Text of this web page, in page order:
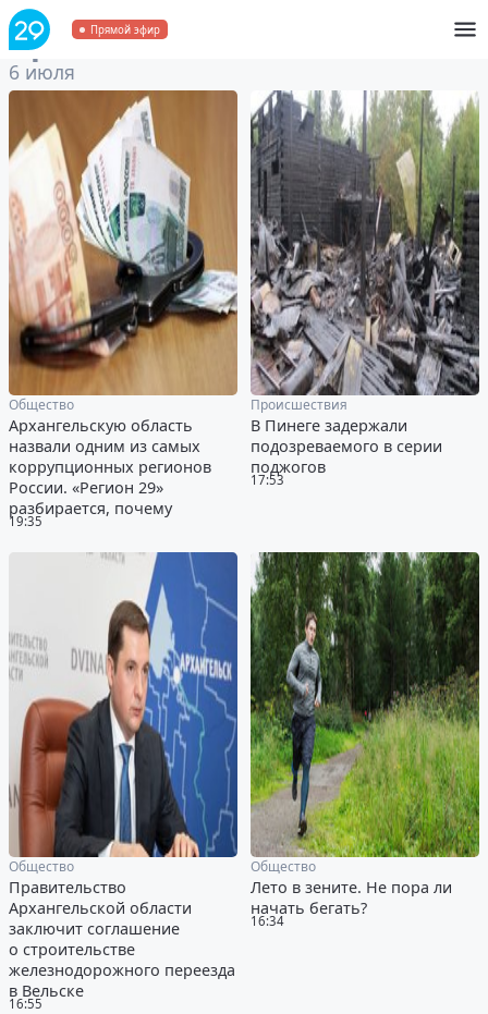
Прямой эфир
Архивза 6 июля 2020
6 июля
19:35
Общество
Архангельскую область
назвали одним из самых
коррупционных регионов
России. «Регион 29»
разбирается, почему
17:53
Происшествия
В Пинеге задержали
подозреваемого в серии
поджогов
16:55
Общество
Правительство
Архангельской области
заключит соглашение
о строительстве
железнодорожного переезда
в Вельске
16:34
Общество
Лето в зените. Не пора ли
начать бегать?